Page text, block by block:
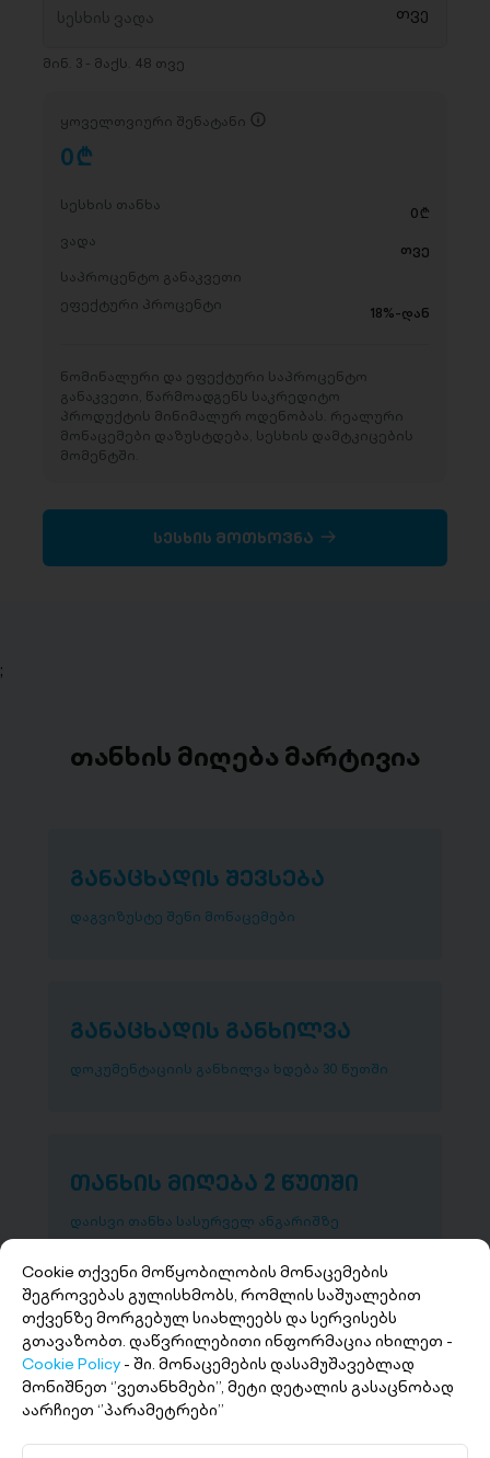
მინ. 3 - მაქს. 48 თვე
ყოველთვიური შენატანი
0D
სესხის თანხა 0 D
ვადა
თვე
საპროცენტო განაკვეთი
ეფექტური პროცენტი
18%-დან
ნომინალური და ეფექტური საპროცენტო
განაკვეთი, წარმოადგენს საკრედიტო
პროდუქტის მინიმალურ ოდენობას. რეალური
მონაცემები დაზუსტდება, სესხის დამტკიცების
მომენტში.
სესხის მოთხოვნა
;
თანხის მიღება მარტივია
განაცხადის შევსება
დაგვიზუსტე შენი მონაცემები
განაცხადის განხილვა
დოკუმენტაციის განხილვა ხდება 30 წუთში
თანხის მიღება 2 წუთში
დაისვი თანხა სასურველ ანგარიშზე
Cookie თქვენი მოწყობილობის მონაცემების
შეგროვებას გულისხმობს, რომლის საშუალებით
თქვენზე მორგებულ სიახლეებს და სერვისებს
გთავაზობთ. დაწვრილებითი ინფორმაცია იხილეთ -
Cookie Policy - ში. მონაცემების დასამუშავებლად
მონიშნეთ ‘’ვეთანხმები’’, მეტი დეტალის გასაცნობად
აარჩიეთ ‘’პარამეტრები’’